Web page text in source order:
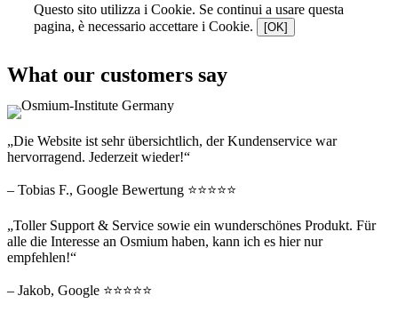
Questo sito utilizza i Cookie. Se continui a usare questa
pagina, è necessario accettare i Cookie.
[OK]
What our customers say
„Die Website ist sehr übersichtlich, der Kundenservice war
hervorragend. Jederzeit wieder!“
– Tobias F., Google Bewertung ⭐⭐⭐⭐⭐
„Toller Support & Service sowie ein wunderschönes Produkt. Für
alle die Interesse an Osmium haben, kann ich es hier nur
empfehlen!“
– Jakob, Google ⭐⭐⭐⭐⭐